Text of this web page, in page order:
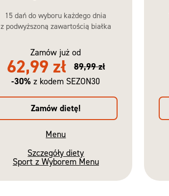
15 dań do wyboru każdego dnia
z podwyższoną zawartością białka
Zamów już od
62,99 zł
89,99 zł
-30% z kodem SEZON30
Zamów dietę!
Menu
Szczegóły diety
Sport z Wyborem Menu